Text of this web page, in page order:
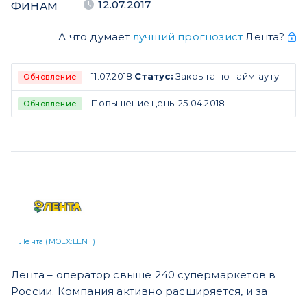
ФИНАМ 12.07.2017
А что думает лучший прогнозист Лента?
Обновление 11.07.2018 Статус: Закрыта по тайм-ауту.
Обновление Повышение цены 25.04.2018
Лента (MOEX:LENT)
Лента – оператор свыше 240 супермаркетов в
России. Компания активно расширяется, и за